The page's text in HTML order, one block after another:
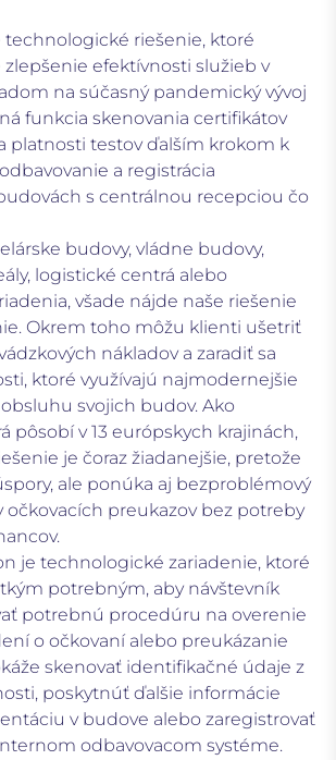
riešenie, ktoré
zlepšenie efektívnosti služieb v
na súčasný pandemický vývoj
funkcia skenovania certifikátov
platnosti testov ďalším krokom k
a registrácia
s centrálnou recepciou čo
budovy, vládne budovy,
logistické centrá alebo
všade nájde naše riešenie
Okrem toho môžu klienti ušetriť
nákladov a zaradiť sa
ktoré využívajú najmodernejšie
svojich budov. Ako
pôsobí v 13 európskych krajinách,
je čoraz žiadanejšie, pretože
ale ponúka aj bezproblémový
očkovacích preukazov bez potreby
je technologické zariadenie, ktoré
potrebným, aby návštevník
potrebnú procedúru na overenie
o očkovaní alebo preukázanie
skenovať identifikačné údaje z
poskytnúť ďalšie informácie
v budove alebo zaregistrovať
odbavovacom systéme.